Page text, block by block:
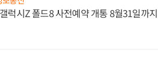
럭시Z 폴드8 사전예약 개통 8월31일까